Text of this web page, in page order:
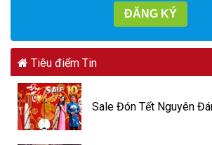
Tiêu điểm Tin
Sale Đón Tết Nguyên